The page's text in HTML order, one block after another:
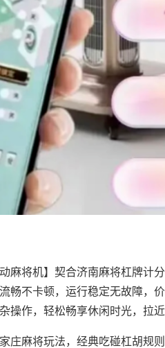
麻将机】契合济南麻将杠牌计
畅不卡顿，运行稳定无故障，
操作，轻松畅享休闲时光，拉近
庄麻将玩法，经典吃碰杠胡规